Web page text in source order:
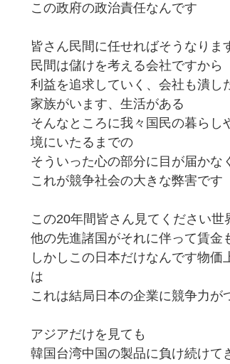
この政府の政治責任なんです
皆さん民間に任せればそうなりま
民間は儲けを考える会社ですから
利益を追求していく、会社も潰し
家族がいます、生活がある
そんなところに我々国民の暮らし
境にいたるまでの
そういった心の部分に目が届かな
これが競争社会の大きな弊害です
この20年間皆さん見てください
他の先進諸国がそれに伴って賃金
しかしこの日本だけなんです物
は
これは結局日本の企業に競争力が
アジアだけを見ても
韓国台湾中国の製品に負け続けて